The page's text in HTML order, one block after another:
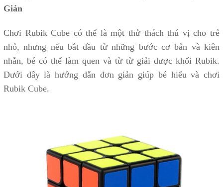
Giản
Chơi Rubik Cube có thể là một thử thách thú vị cho trẻ
nhỏ, nhưng nếu bắt đầu từ những bước cơ bản và kiên
nhẫn, bé có thể làm quen và từ từ giải được khối Rubik.
Dưới đây là hướng dẫn đơn giản giúp bé hiểu và chơi
Rubik Cube.